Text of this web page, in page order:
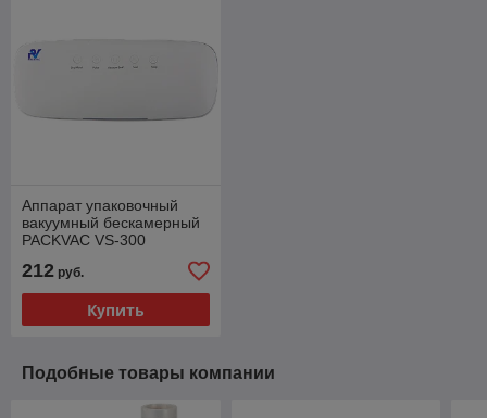
Аппарат упаковочный
вакуумный бескамерный
PACKVAC VS-300
212 руб.
Купить
Подобные товары компании